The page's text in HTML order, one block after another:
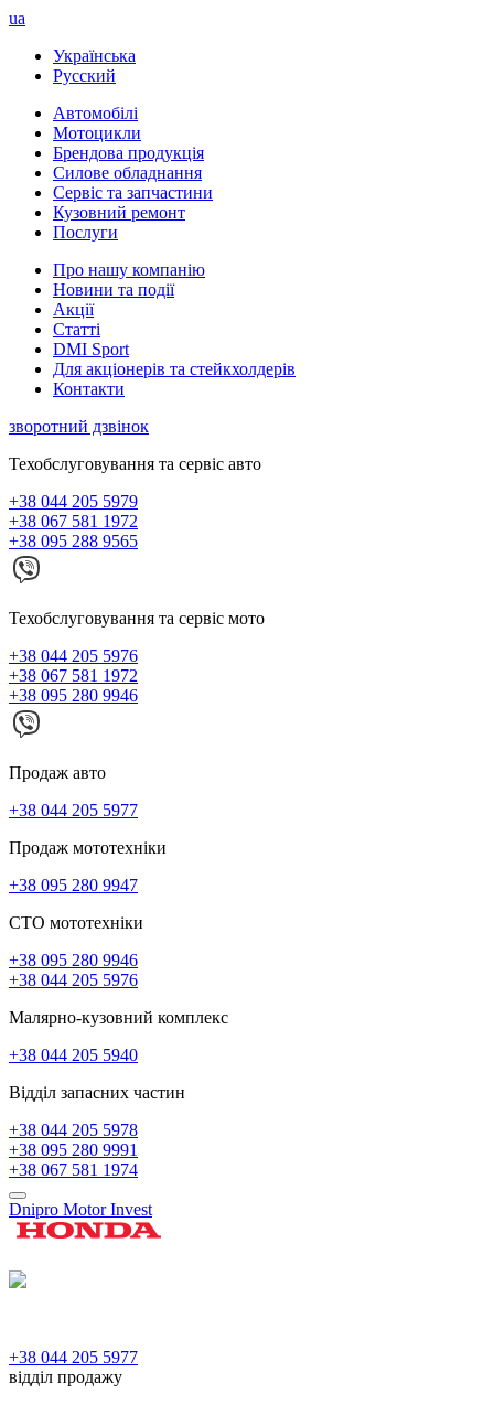
ua
Українська
Русский
Автомобілі
Мотоцикли
Брендова продукція
Силове обладнання
Сервіс та запчастини
Кузовний ремонт
Послуги
Про нашу компанію
Новини та події
Акції
Статті
DMI Sport
Для акціонерів та стейкхолдерів
Контакти
зворотний дзвінок
Техобслуговування та сервіс авто
+38 044 205 5979
+38 067 581 1972
+38 095 288 9565
Техобслуговування та сервіс мото
+38 044 205 5976
+38 067 581 1972
+38 095 280 9946
Продаж авто
+38 044 205 5977
Продаж мототехніки
+38 095 280 9947
СТО мототехніки
+38 095 280 9946
+38 044 205 5976
Малярно-кузовний комплекс
+38 044 205 5940
Відділ запасних частин
+38 044 205 5978
+38 095 280 9991
+38 067 581 1974
Dnipro Motor Invest
+38 044 205 5977
відділ продажу